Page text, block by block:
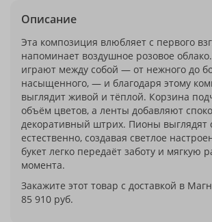
Описание
Эта композиция влюбляет с первого
напоминает воздушное розовое
играют между собой — от нежного до
насыщенного, — и благодаря этому
выглядит живой и тёплой. Корзина
объём цветов, а ленты добавляют
декоративный штрих. Пионы выглядят
естественно, создавая светлое
букет легко передаёт заботу и мягкую
момента.
Закажите этот товар с доставкой в
85 910 руб.